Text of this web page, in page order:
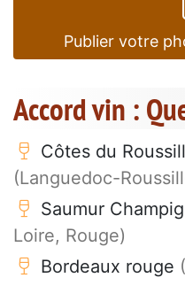
Publier votre
Accord vin :
Côtes du
(Languedoc-
Saumur
Loire, Rouge)
Bordeaux rouge